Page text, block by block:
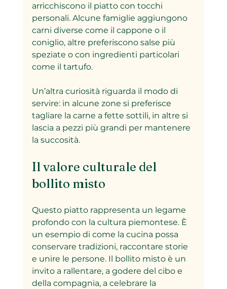
arricchiscono il piatto con tocchi
personali. Alcune famiglie aggiungono
carni diverse come il cappone o il
coniglio, altre preferiscono salse più
speziate o con ingredienti particolari
come il tartufo.
Un’altra curiosità riguarda il modo di
servire: in alcune zone si preferisce
tagliare la carne a fette sottili, in altre si
lascia a pezzi più grandi per mantenere
la succosità.
Il valore culturale del
bollito misto
Questo piatto rappresenta un legame
profondo con la cultura piemontese. È
un esempio di come la cucina possa
conservare tradizioni, raccontare storie
e unire le persone. Il bollito misto è un
invito a rallentare, a godere del cibo e
della compagnia, a celebrare la